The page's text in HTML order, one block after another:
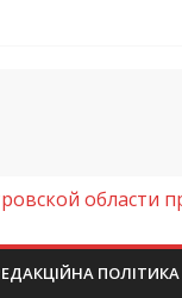
(Фото)
области
ПОЛІТИКА